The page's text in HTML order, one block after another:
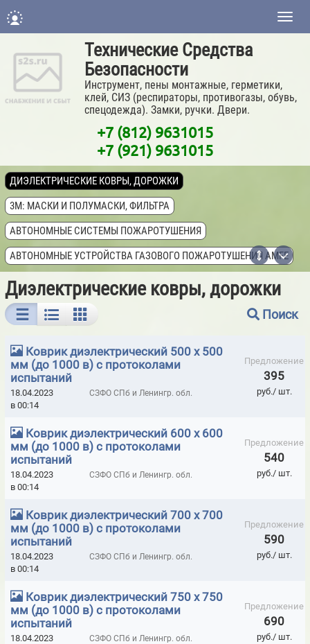
Технические Средства
Безопасности
Инструмент, пены монтажные, герметики,
клей, СИЗ (респираторы, противогазы, обувь,
спецодежда). Замки, ручки. Двери.
+7 (812) 9631015
+7 (921) 9631015
ДИЭЛЕКТРИЧЕСКИЕ КОВРЫ, ДОРОЖКИ
3M: МАСКИ И ПОЛУМАСКИ, ФИЛЬТРА
АВТОНОМНЫЕ СИСТЕМЫ ПОЖАРОТУШЕНИЯ
АВТОНОМНЫЕ УСТРОЙСТВА ГАЗОВОГО ПОЖАРОТУШЕНИЯ AMFE
АНТИБАКТЕРИАЛЬНЫЕ ГЕЛИ ДЛЯ РУК
АПТЕЧКИ МЕДИЦИНСКИЕ ПЕРВОЙ ПОМОЩИ
ВИБРОМЕТРЫ - ПРИБОРЫ МГНОВЕННОЙ ОЦЕНКИ СОСТОЯНИЯ
ПОДШИПНИКОВ
ГАЗОАНАЛИЗАТОРЫ ALTAIR
ГАЗОСИГНАЛИЗАТОРЫ
(ФИНЛЯНДИЯ)
ГЕРМЕТИКИ HILTI
ГЕРМЕТИКИ LOCTITE
ГЕРМЕТИКИ MAKROFLEX
ГЕРМЕТИКИ MAPURA
ГЕРМЕТИКИ MASTERFIX
ГЕРМЕТИКИ MASTERSIL
ГЕРМЕТИКИ PENOSIL
ГЕРМЕТИКИ RAMSAUER
ГЕРМЕТИКИ TREMCO ILLBRUCK
ГЕРМЕТИКИ U-SEAL (NPT SRL, ИТАЛИЯ)
Диэлектрические ковры, дорожки
Поиск
Коврик диэлектрический 500 х 500
мм (до 1000 в) с протоколами
испытаний
Предложение
395
руб./ шт.
18.04.2023
в 00:14
СЗФО СПб и Ленингр. обл.
Коврик диэлектрический 600 х 600
мм (до 1000 в) с протоколами
испытаний
Предложение
540
руб./ шт.
18.04.2023
в 00:14
СЗФО СПб и Ленингр. обл.
Коврик диэлектрический 700 х 700
мм (до 1000 в) с протоколами
испытаний
Предложение
590
руб./ шт.
18.04.2023
в 00:14
СЗФО СПб и Ленингр. обл.
Коврик диэлектрический 750 х 750
мм (до 1000 в) с протоколами
испытаний
Предложение
690
руб./ шт.
18.04.2023
СЗФО СПб и Ленингр. обл.